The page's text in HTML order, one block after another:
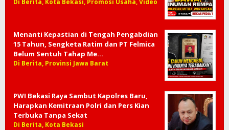
Di Berita, Kota Bekasi, Promosi Usaha, Video
Menanti Kepastian di Tengah Pengabdian
15 Tahun, Sengketa Ratim dan PT Felmica
Belum Sentuh Tahap Me…
Di Berita, Provinsi Jawa Barat
PWI Bekasi Raya Sambut Kapolres Baru,
Harapkan Kemitraan Polri dan Pers Kian
Terbuka Tanpa Sekat
Di Berita, Kota Bekasi